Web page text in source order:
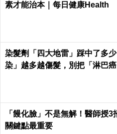
素才能治本｜每日健康Health
染髮劑「四大地雷」踩中了多
染」越多越傷髮，別把「淋巴
「饅化臉」不是無解！醫師授
關鍵點最重要